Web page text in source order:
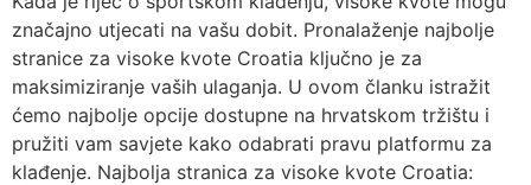
značajno utjecati na vašu dobit. Pronalaženje najbolje
stranice za visoke kvote Croatia ključno je za
maksimiziranje vaših ulaganja. U ovom članku istražit
ćemo najbolje opcije dostupne na hrvatskom tržištu i
pružiti vam savjete kako odabrati pravu platformu za
klađenje. Najbolja stranica za visoke kvote Croatia: